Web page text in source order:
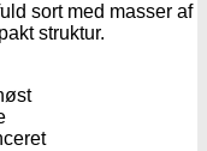
sort med masser af
struktur.